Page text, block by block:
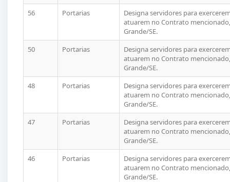
56
Portarias
Designa servidores para
atuarem no Contrato
Grande/SE.
50
Portarias
Designa servidores para
atuarem no Contrato
Grande/SE.
48
Portarias
Designa servidores para
atuarem no Contrato
Grande/SE.
47
Portarias
Designa servidores para
atuarem no Contrato
Grande/SE.
46
Portarias
Designa servidores para
atuarem no Contrato
Grande/SE.